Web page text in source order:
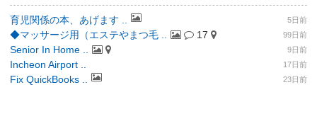
育児関係の本、あげます .. 5日前
◆マッサージ用（エステやまつ毛 .. 17 99日前
Senior In Home .. 9日前
Incheon Airport .. 17日前
Fix QuickBooks .. 23日前